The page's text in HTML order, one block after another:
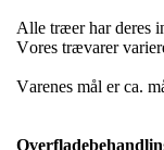
Alle træer har deres
Vores trævarer
Varenes mål er ca.